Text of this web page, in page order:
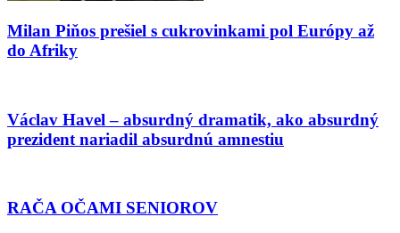
Milan Piňos prešiel s cukrovinkami pol Európy až
do Afriky
Václav Havel – absurdný dramatik, ako absurdný
prezident nariadil absurdnú amnestiu
RAČA OČAMI SENIOROV